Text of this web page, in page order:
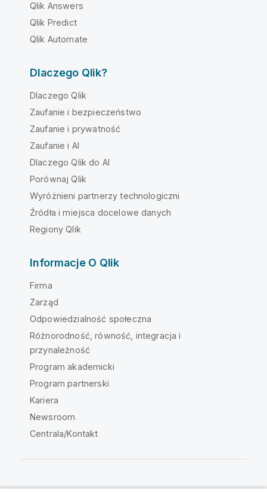
Qlik Answers
Qlik Predict
Qlik Automate
Dlaczego Qlik?
Dlaczego Qlik
Zaufanie i bezpieczeństwo
Zaufanie i prywatność
Zaufanie i AI
Dlaczego Qlik do AI
Porównaj Qlik
Wyróżnieni partnerzy technologiczni
Źródła i miejsca docelowe danych
Regiony Qlik
Informacje O Qlik
Firma
Zarząd
Odpowiedzialność społeczna
Różnorodność, równość, integracja i
przynależność
Program akademicki
Program partnerski
Kariera
Newsroom
Centrala/Kontakt